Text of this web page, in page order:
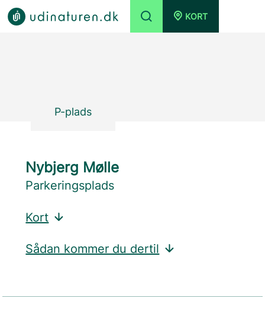
KORT
P-plads
Nybjerg Mølle
Parkeringsplads
Kort
Sådan kommer du dertil